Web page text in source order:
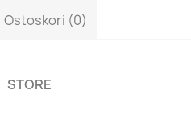
Ostoskori (0)
STORE